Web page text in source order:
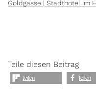
Goldgasse | Stadthotel im
Teile diesen Beitrag
teilen teilen